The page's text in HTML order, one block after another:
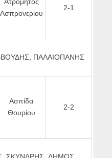
Ασπρονερίου
2-1
ΠΑΛΑΙΟΠΑΝΗΣ
Ασπίδα
Θουρίου
2-2